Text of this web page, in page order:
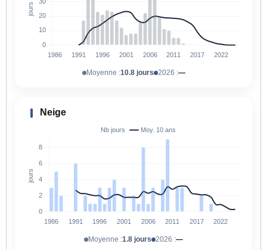
Moyenne :10.8 jours 2026 :—
Neige
Moyenne :1.8 jours 2026 :—